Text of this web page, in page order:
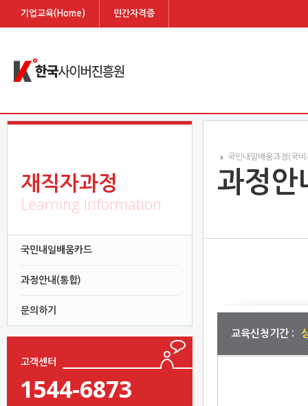
기업교육(Home) 민간자격증
재직자과정
Learning Information
국민내일배움카드
과정안내(통합)
문의하기
고객센터
1544-6873
국민내일배움과정(국비
과정안
교육신청기간 :